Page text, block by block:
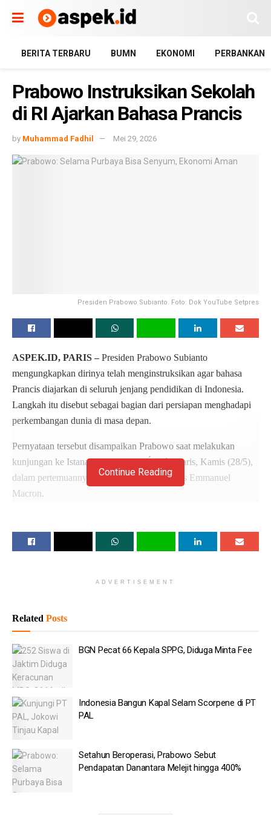
BERITA TERBARU BUMN EKONOMI PERBANKAN
Prabowo Instruksikan Sekolah
di RI Ajarkan Bahasa Prancis
by Muhammad Fadhil Mei 29, 2026
Presiden Prabowo Subianto. Foto: Dok YouTube Setpres
ASPEK.ID, PARIS – Presiden Prabowo Subianto
mengungkapkan dirinya telah menginstruksikan agar bahasa
Prancis diajarkan di seluruh jenjang pendidikan di Indonesia.
Langkah itu disebut sebagai bagian dari persiapan menghadapi
perkembangan dunia di masa depan.
Pernyataan tersebut disampaikan Prabowo saat melakukan
kunjungan ke Istana Kepresidenan Élysée, Paris, Kamis (28/5),
dalam pertemuannya dengan Presiden Prancis Emmanuel
Macron.
sekolah di Indonesia harus belajar bahasa Prancis, melihat
perkembangan dunia ke depan,” kata Prabowo dalam
Indonesia Bangun Kapal Selam Scorpene di PT PAL
Setahun Beroperasi, Prabowo Sebut Pendapatan
Danantara Melejit hingga 400%
Perusahaan Induk FB Didenda Rp10 Triliun karena Dinilai
merusak Mental Anak
Rosan: Danantara Ditawarkan Kelola Bersama Bandara
Madinah
Continue Reading
ADVERTISEMENT
Related Posts
BGN Pecat 66 Kepala SPPG, Diduga Minta Fee
Indonesia Bangun Kapal Selam Scorpene di PT
PAL
Setahun Beroperasi, Prabowo Sebut
Pendapatan Danantara Melejit hingga 400%